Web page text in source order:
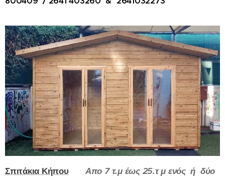
Σπιτάκια Κήπου
Απο 7 τ.μ έως 25.τ μ ενός ή δύο